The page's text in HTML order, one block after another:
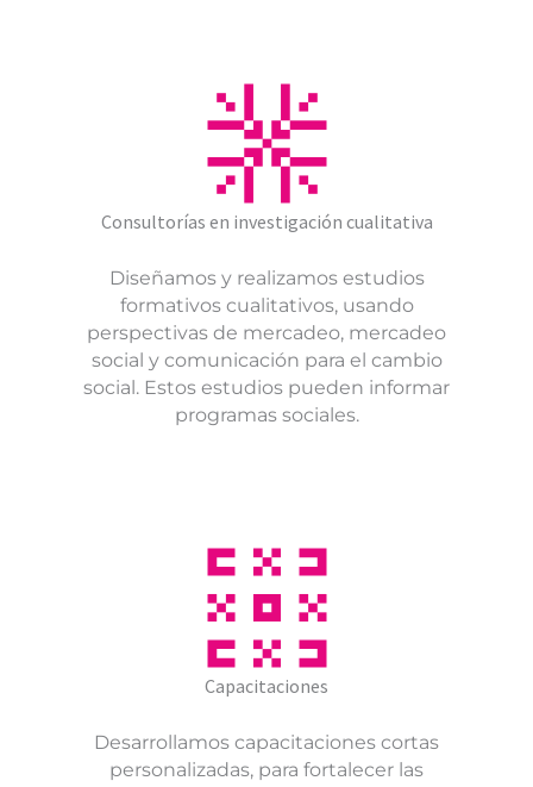
Consultorías en investigación cualitativa
Diseñamos y realizamos estudios
formativos cualitativos, usando
perspectivas de mercadeo, mercadeo
social y comunicación para el cambio
social. Estos estudios pueden informar
programas sociales.
Capacitaciones
Desarrollamos capacitaciones cortas
personalizadas, para fortalecer las